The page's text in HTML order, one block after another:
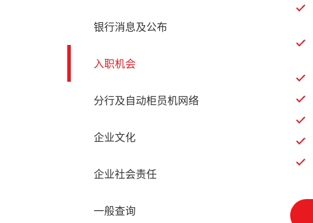
银行消息及公布
入职机会
分行及自动柜员机网络
企业文化
企业社会责任
一般查询